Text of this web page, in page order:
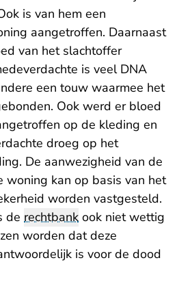
is van hem een
aangetroffen. Daarnaast
van het slachtoffer
is veel DNA
een touw waarmee het
Ook werd er bloed
op de kleding en
droeg op het
De aanwezigheid van de
woning kan op basis van het
worden vastgesteld.
de rechtbank ook niet wettig
worden dat deze
is voor de dood